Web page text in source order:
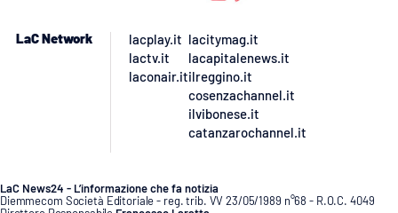
LaC Network
lacplay.it
lactv.it
laconair.it
lacitymag.it
lacapitalenews.it
ilreggino.it
cosenzachannel.it
ilvibonese.it
catanzarochannel.it
LaC News24 - L’informazione che fa notizia
Diemmecom Società Editoriale - reg. trib. VV 23/05/1989 n°68 - R.O.C. 4049